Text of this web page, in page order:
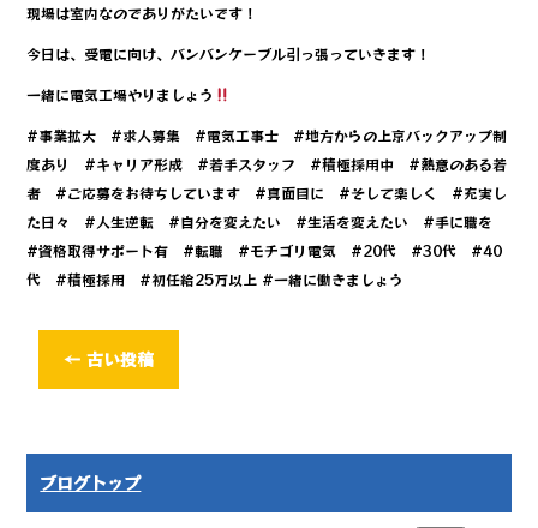
現場は室内なのでありがたいです！
今日は、受電に向け、バンバンケーブル引っ張っていきます！
一緒に電気工場やりましょう
#事業拡大 #求人募集 #電気工事士 #地方からの上京バックアップ制
度あり #キャリア形成 #若手スタッフ #積極採用中 #熱意のある若
者 #ご応募をお待ちしています #真面目に #そして楽しく #充実し
た日々 #人生逆転 #自分を変えたい #生活を変えたい #手に職を
#資格取得サポート有 #転職 #モチゴリ電気 #20代 #30代 #40
代 #積極採用 #初任給25万以上 #一緒に働きましょう
← 古い投稿
ブログトップ